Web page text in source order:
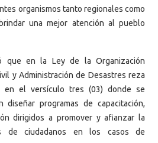
organismos tanto regionales como
una mejor atención al pueblo
que en la Ley de la Organización
y Administración de Desastres reza
el versículo tres (03) donde se
programas de capacitación,
dirigidos a promover y afianzar la
de ciudadanos en los casos de